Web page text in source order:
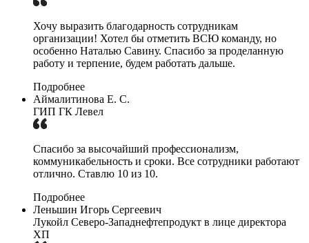
Хочу выразить благодарность сотрудникам
организации! Хотел бы отметить ВСЮ команду, но
особенно Наталью Савину. Спасибо за проделанную
работу и терпение, будем работать дальше.
Подробнее
Аймалитинова Е. С.
ГИП ГК Левел
Спасибо за высочайший профессионализм,
коммуникабельность и сроки. Все сотрудники работают
отлично. Ставлю 10 из 10.
Подробнее
Леньшин Игорь Сергеевич
Лукойл Северо-Западнефтепродукт в лице директора
ХП